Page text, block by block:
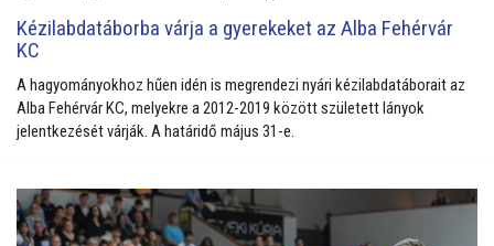
Kézilabdatáborba várja a gyerekeket az Alba Fehérvár
KC
A hagyományokhoz hűen idén is megrendezi nyári kézilabdatáborait az
Alba Fehérvár KC, melyekre a 2012-2019 között született lányok
jelentkezését várják. A határidő május 31-e.